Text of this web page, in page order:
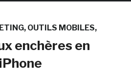
OUTILS MOBILES
enchères en